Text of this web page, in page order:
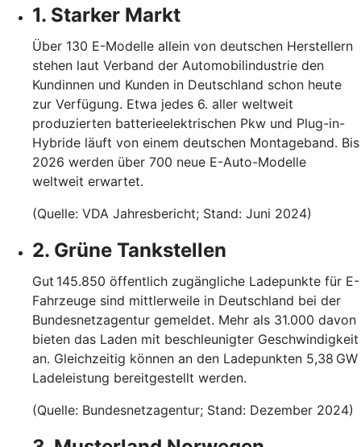
1. Starker Markt
Über 130 E-Modelle allein von deutschen Herstellern
stehen laut Verband der Automobilindustrie den
Kundinnen und Kunden in Deutschland schon heute
zur Verfügung. Etwa jedes 6. aller weltweit
produzierten batterieelektrischen Pkw und Plug-in-
Hybride läuft von einem deutschen Montageband. Bis
2026 werden über 700 neue E-Auto-Modelle
weltweit erwartet.
(Quelle: VDA Jahresbericht; Stand: Juni 2024)
2. Grüne Tankstellen
Gut 145.850 öffentlich zugängliche Ladepunkte für E-
Fahrzeuge sind mittlerweile in Deutschland bei der
Bundesnetzagentur gemeldet. Mehr als 31.000 davon
bieten das Laden mit beschleunigter Geschwindigkeit
an. Gleichzeitig können an den Ladepunkten 5,38 GW
Ladeleistung bereitgestellt werden.
(Quelle: Bundesnetzagentur; Stand: Dezember 2024)